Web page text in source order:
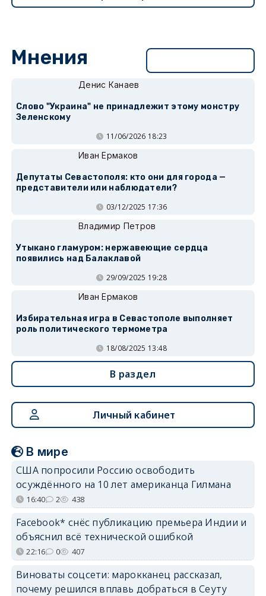
Мнения
Денис Канаев
Слово "Украина" не принадлежит этому монстру
Зеленскому
11/06/2026 18:23
Иван Ермаков
Депутаты Севастополя: кто они для города —
представители или наблюдатели?
03/12/2025 17:36
Владимир Петров
Утыкано гламуром: нержавеющие сердца
появились над Балаклавой
29/09/2025 19:28
Иван Ермаков
Избирательная игра в Севастополе выполняет
роль политического термометра
18/08/2025 13:48
В раздел
Личный кабинет
В мире
США попросили Россию освободить
осуждённого на 10 лет американца Гилмана
16:40 2 438
Facebook* снёс публикацию премьера Индии и
объяснил всё технической ошибкой
22:16 0 407
Виноваты соцсети: марокканец рассказал,
почему решился вплавь добраться в Сеуту